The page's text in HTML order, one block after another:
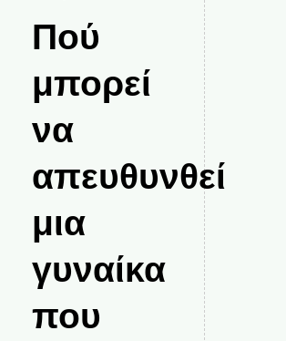
Πού
μπορεί
να
απευθυνθεί
μια
γυναίκα
που